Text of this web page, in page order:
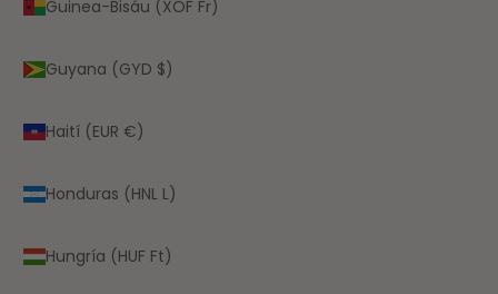
Guinea-Bisáu (XOF Fr)
Guyana (GYD $)
Haití (EUR €)
Honduras (HNL L)
Hungría (HUF Ft)